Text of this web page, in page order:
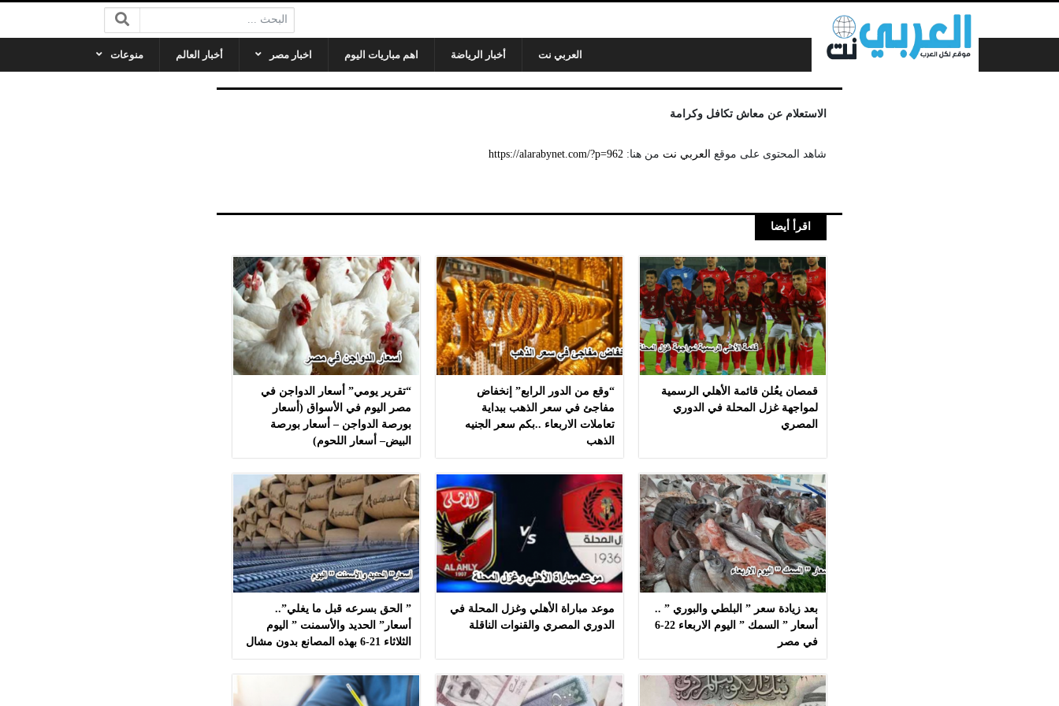
البحث:
العربي نت أخبار الرياضة اهم مباريات اليوم اخبار مصر أخبار العالم منوعات
الاستعلام عن معاش تكافل وكرامة
شاهد المحتوى على موقع العربي نت من هنا: https://alarabynet.com/?p=962
اقرأ أيضا
قمصان يعُلن قائمة الأهلي الرسمية
لمواجهة غزل المحلة في الدوري
المصري
“وقع من الدور الرابع” إنخفاض
مفاجئ في سعر الذهب ببداية
تعاملات الاربعاء ..بكم سعر الجنيه
الذهب
“تقرير يومي” أسعار الدواجن في
مصر اليوم في الأسواق (أسعار
بورصة الدواجن – أسعار بورصة
البيض– أسعار اللحوم)
بعد زيادة سعر ” البلطي والبوري ” ..
أسعار ” السمك ” اليوم الاربعاء 22-6
في مصر
موعد مباراة الأهلي وغزل المحلة في
الدوري المصري والقنوات الناقلة
” الحق بسرعه قبل ما يغلي”..
أسعار” الحديد والأسمنت ” اليوم
الثلاثاء 21-6 بهذه المصانع بدون مشال